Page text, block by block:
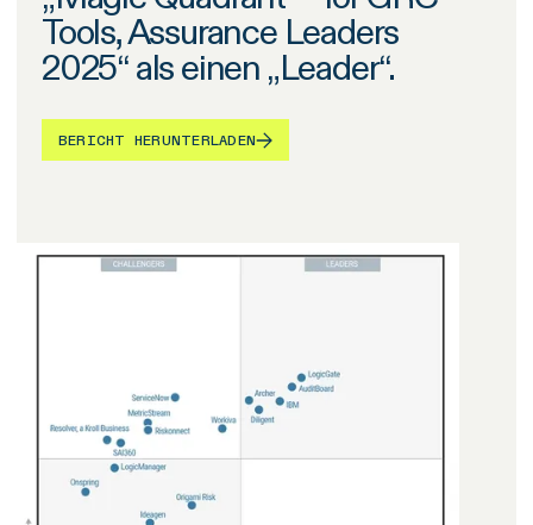
Tools, Assurance Leaders
2025“ als einen „Leader“.
BERICHT HERUNTERLADEN